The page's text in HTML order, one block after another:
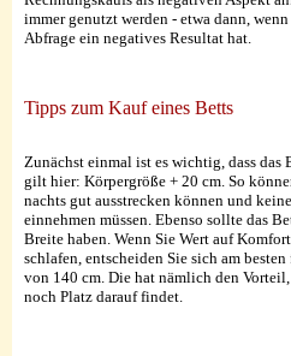
immer genutzt werden - etwa dann,
Abfrage ein negatives Resultat hat.
Tipps zum Kauf eines Betts
Zunächst einmal ist es wichtig, dass das
gilt hier: Körpergröße + 20 cm. So
nachts gut ausstrecken können und
einnehmen müssen. Ebenso sollte das
Breite haben. Wenn Sie Wert auf
schlafen, entscheiden Sie sich am
von 140 cm. Die hat nämlich den
noch Platz darauf findet.